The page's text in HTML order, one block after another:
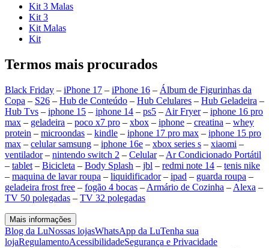
Kit 3 Malas
Kit 3
Kit Malas
Kit
Termos mais procurados
Black Friday – iPhone 17 – iPhone 16 – Álbum de Figurinhas da
Copa – S26 – Hub de Conteúdo – Hub Celulares – Hub Geladeira –
Hub Tvs – iphone 15 – iphone 14 – ps5 – Air Fryer– iphone 16 pro
max – geladeira – poco x7 pro – xbox – iphone – creatina – whey
protein – microondas – kindle – iphone 17 pro max – iphone 15 pro
max – celular samsung – iphone 16e – xbox series s – xiaomi –
ventilador– nintendo switch 2 – Celular– Ar Condicionado Portátil
– tablet – Bicicleta – Body Splash – jbl – redmi note 14 – tenis nike
– maquina de lavar roupa – liquidificador– ipad – guarda roupa –
geladeira frost free – fogão 4 bocas – Armário de Cozinha – Alexa –
TV 50 polegadas – TV 32 polegadas
Mais informações
Blog da LuNossas lojasWhatsApp da LuTenha sua
lojaRegulamentoAcessibilidadeSegurança e Privacidade